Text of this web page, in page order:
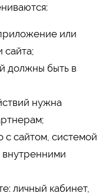
или
сайта;
должны быть в
нужна
с сайтом, системой
внутренними
личный кабинет,